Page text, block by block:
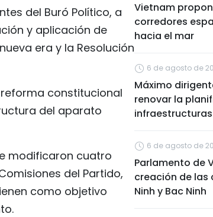
del Buró Político, a
y aplicación de
era y la Resolución
reforma constitucional
del aparato
modificaron cuatro
del Partido,
como objetivo
Vietnam
corredores
hacia el mar
6 de agosto de
Máximo
renovar la
infraestructuras
6 de agosto de
Parlamento de
creación de las
Ninh y Bac Ninh